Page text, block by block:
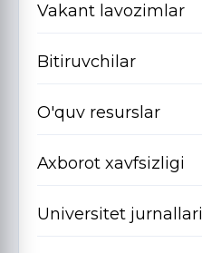
Vakant lavozimlar
Bitiruvchilar
O'quv resurslar
Axborot xavfsizligi
Universitet jurnallari